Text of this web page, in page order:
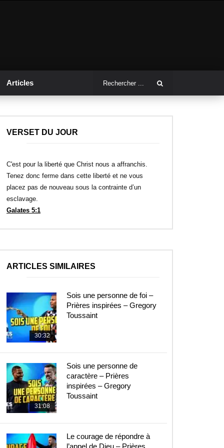
Articles
VERSET DU JOUR
C'est pour la liberté que Christ nous a affranchis.
Tenez donc ferme dans cette liberté et ne vous
placez pas de nouveau sous la contrainte d’un
esclavage.
Galates 5:1
ARTICLES SIMILAIRES
30:32
Sois une personne de foi –
Prières inspirées – Gregory
Toussaint
31:08
Sois une personne de
caractère – Prières
inspirées – Gregory
Toussaint
Le courage de répondre à
l’appel de Dieu – Prières